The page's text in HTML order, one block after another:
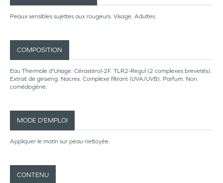
Peaux sensibles sujettes aux rougeurs. Visage. Adultes.
COMPOSITION
Eau Thermale d'Uriage. Cérastérol-2F. TLR2-Regul (2 complexes brevetés).
Extrait de ginseng. Nacres. Complexe filtrant (UVA/UVB). Parfum. Non
comédogène.
MODE D’EMPLOI
Appliquer le matin sur peau nettoyée.
CONTENU